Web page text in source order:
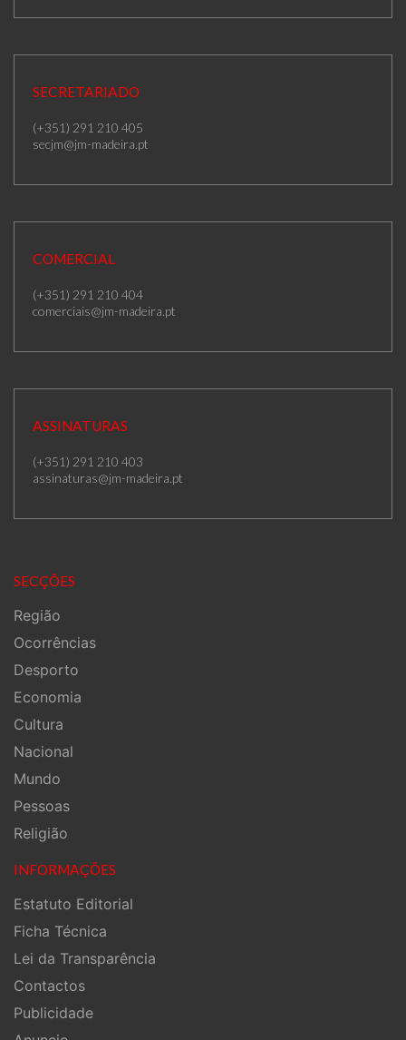
SECRETARIADO
(+351) 291 210 405
secjm@jm-madeira.pt
COMERCIAL
(+351) 291 210 404
comerciais@jm-madeira.pt
ASSINATURAS
(+351) 291 210 403
assinaturas@jm-madeira.pt
SECÇÕES
Região
Ocorrências
Desporto
Economia
Cultura
Nacional
Mundo
Pessoas
Religião
INFORMAÇÕES
Estatuto Editorial
Ficha Técnica
Lei da Transparência
Contactos
Publicidade